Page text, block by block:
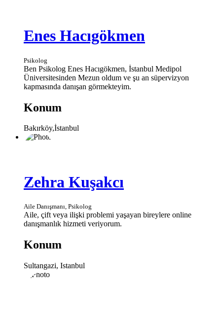
Enes Hacıgökmen
Psikolog
Ben Psikolog Enes Hacıgökmen, İstanbul Medipol
Üniversitesinden Mezun oldum ve şu an süpervizyon
kapmasında danışan görmekteyim.
Konum
Bakırköy,İstanbul
Zehra Kuşakcı
Aile Danışmanı, Psikolog
Aile, çift veya ilişki problemi yaşayan bireylere online
danışmanlık hizmeti veriyorum.
Konum
Sultangazi, Istanbul